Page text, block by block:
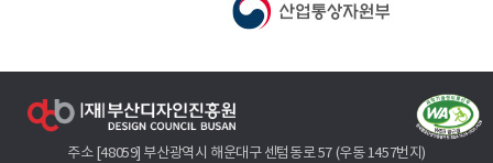
주소 [48059] 부산광역시 해운대구 센텀동로 57 (우동 1457번지)